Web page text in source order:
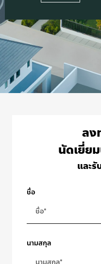
ลง
นัดเยี่ย
และ
ชื่อ
นามสกุล